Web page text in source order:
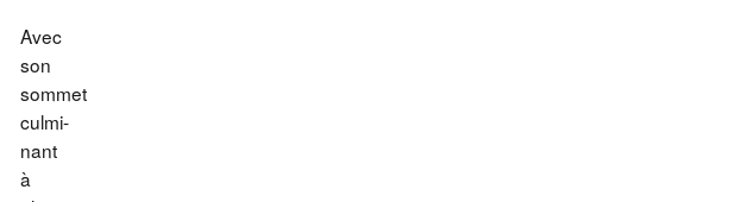
Avec
son
sommet
culmi­
nant
à